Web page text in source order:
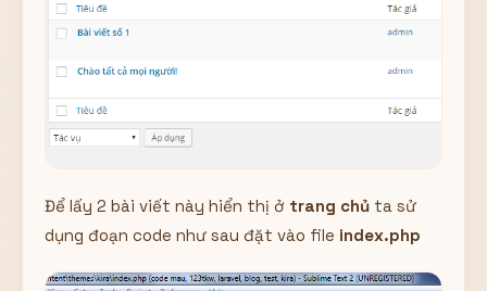
Để lấy 2 bài viết này hiển thị ở trang chủ ta sử
dụng đoạn code như sau đặt vào file index.php